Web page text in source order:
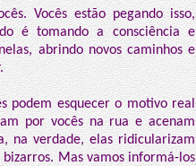
Vocês estão pegando isso,
é tomando a consciência e
abrindo novos caminhos e
podem esquecer o motivo real
por vocês na rua e acenam
na verdade, elas ridicularizam
bizarros. Mas vamos informá-los